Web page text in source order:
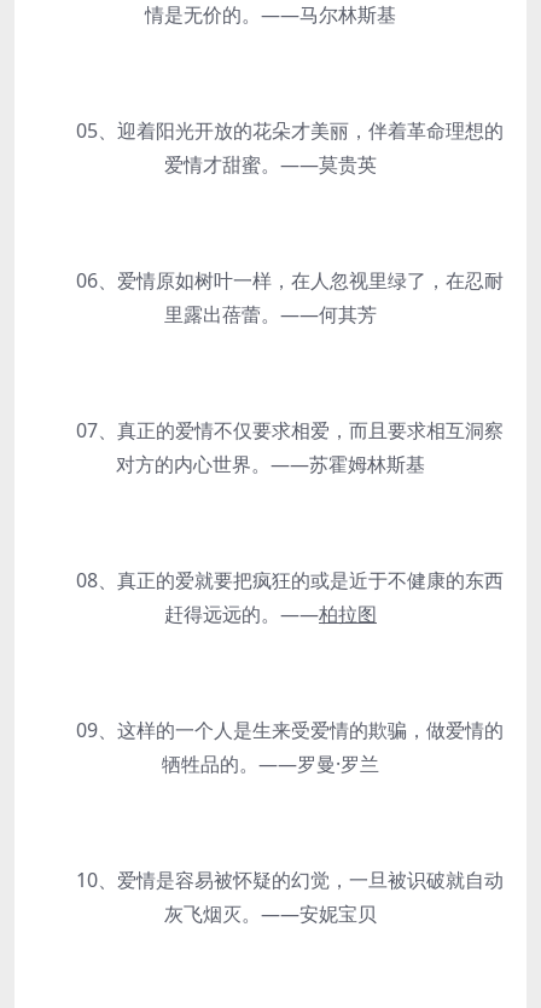
情是无价的。——马尔林斯基
05、迎着阳光开放的花朵才美丽，伴着革命理想的
爱情才甜蜜。——莫贵英
06、爱情原如树叶一样，在人忽视里绿了，在忍耐
里露出蓓蕾。——何其芳
07、真正的爱情不仅要求相爱，而且要求相互洞察
对方的内心世界。——苏霍姆林斯基
08、真正的爱就要把疯狂的或是近于不健康的东西
赶得远远的。——柏拉图
09、这样的一个人是生来受爱情的欺骗，做爱情的
牺牲品的。——罗曼·罗兰
10、爱情是容易被怀疑的幻觉，一旦被识破就自动
灰飞烟灭。——安妮宝贝